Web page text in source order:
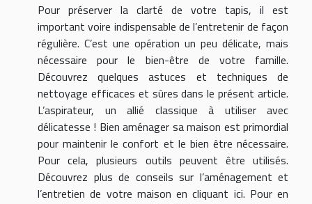
Pour préserver la clarté de votre tapis, il est
important voire indispensable de l’entretenir de façon
régulière. C’est une opération un peu délicate, mais
nécessaire pour le bien-être de votre famille.
Découvrez quelques astuces et techniques de
nettoyage efficaces et sûres dans le présent article.
L’aspirateur, un allié classique à utiliser avec
délicatesse ! Bien aménager sa maison est primordial
pour maintenir le confort et le bien être nécessaire.
Pour cela, plusieurs outils peuvent être utilisés.
Découvrez plus de conseils sur l’aménagement et
l’entretien de votre maison en cliquant ici. Pour en